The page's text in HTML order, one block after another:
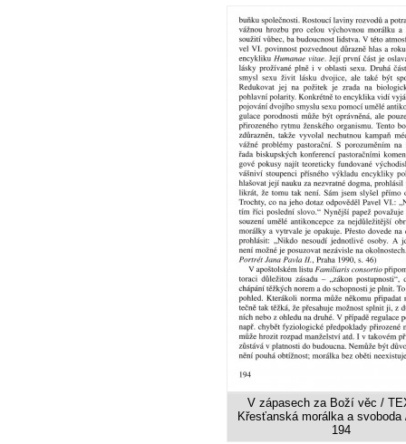
V zápasech za Boží věc /
Křesťanská morálka a svoboda
194